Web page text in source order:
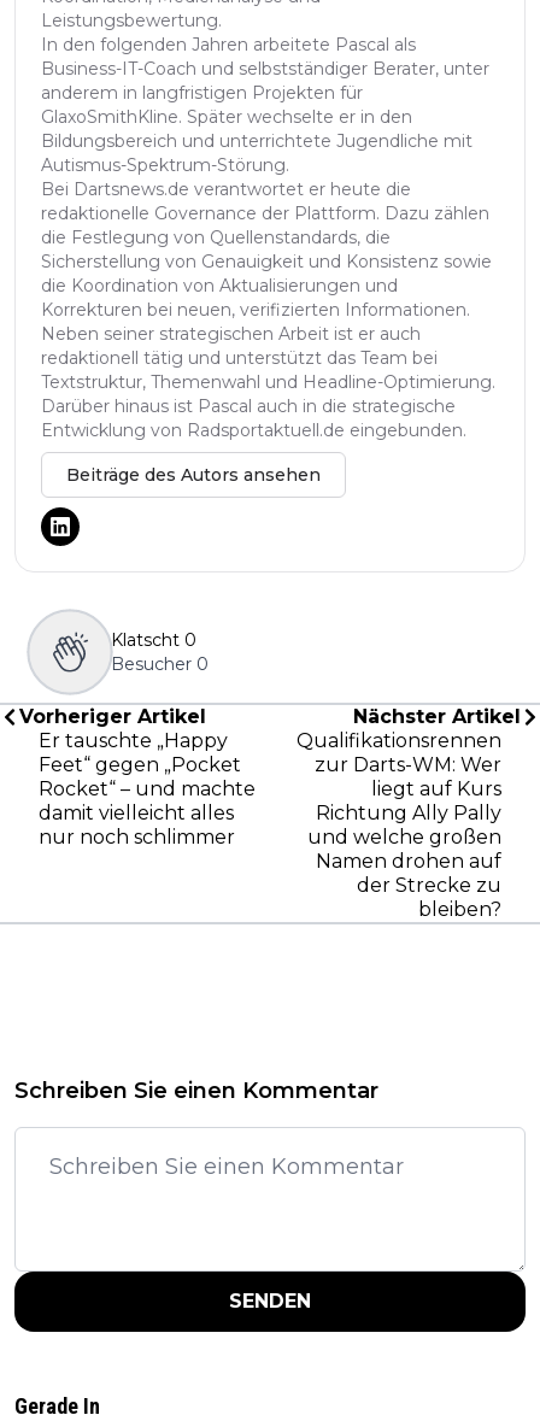
Leistungsbewertung.
In den folgenden Jahren arbeitete Pascal als
Business-IT-Coach und selbstständiger Berater, unter
anderem in langfristigen Projekten für
GlaxoSmithKline. Später wechselte er in den
Bildungsbereich und unterrichtete Jugendliche mit
Autismus-Spektrum-Störung.
Bei Dartsnews.de verantwortet er heute die
redaktionelle Governance der Plattform. Dazu zählen
die Festlegung von Quellenstandards, die
Sicherstellung von Genauigkeit und Konsistenz sowie
die Koordination von Aktualisierungen und
Korrekturen bei neuen, verifizierten Informationen.
Neben seiner strategischen Arbeit ist er auch
redaktionell tätig und unterstützt das Team bei
Textstruktur, Themenwahl und Headline-Optimierung.
Darüber hinaus ist Pascal auch in die strategische
Entwicklung von Radsportaktuell.de eingebunden.
Beiträge des Autors ansehen
Klatscht 0
Besucher 0
Vorheriger Artikel
Er tauschte „Happy
Feet“ gegen „Pocket
Rocket“ – und machte
damit vielleicht alles
nur noch schlimmer
Nächster Artikel
Qualifikationsrennen
zur Darts-WM: Wer
liegt auf Kurs
Richtung Ally Pally
und welche großen
Namen drohen auf
der Strecke zu
bleiben?
Schreiben Sie einen Kommentar
SENDEN
Gerade In